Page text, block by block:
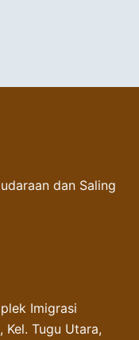
dan Saling
Imigrasi
Kel. Tugu Utara,